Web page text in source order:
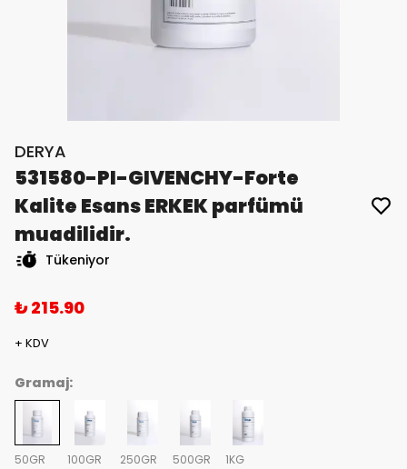
DERYA
531580-PI-GIVENCHY-Forte
Kalite Esans ERKEK parfümü
muadilidir.
Tükeniyor
₺ 215.90
+ KDV
Gramaj:
50GR 100GR 250GR 500GR 1KG